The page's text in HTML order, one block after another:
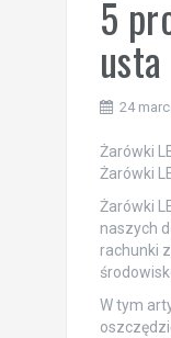
5
usta
24
Żarówki
Żarówki
Żarówki
naszych
rachunki
W tym